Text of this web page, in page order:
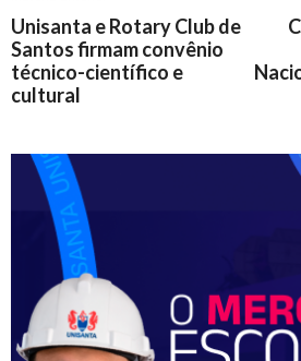
Unisanta e Rotary Club de
Santos firmam convênio
técnico-científico e
cultural